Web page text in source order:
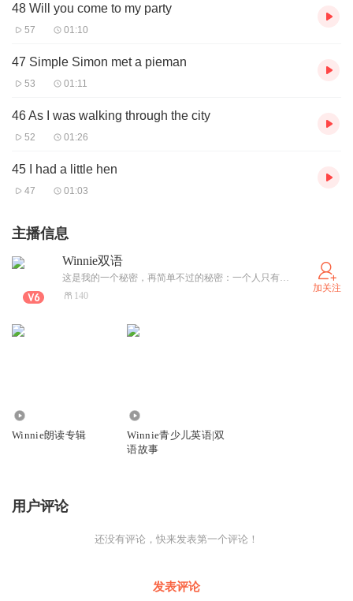
48 Will you come to my party
57 01:10
47 Simple Simon met a pieman
53 01:11
46 As I was walking through the city
52 01:26
45 I had a little hen
47 01:03
主播信息
Winnie双语
这是我的一个秘密，再简单不过的秘密：一个人只有用心去看，才能看到真实。事情的真相只用眼睛是看不见的。
140
加关注
Winnie朗读专辑
Winnie青少儿英语|双
语故事
用户评论
还没有评论，快来发表第一个评论！
发表评论